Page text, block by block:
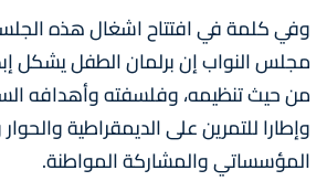
وفي كلمة في افتتاح اشغال هذه
مجلس النواب إن برلمان الطفل يشكل
من حيث تنظيمه، وفلسفته وأهدافه
وإطارا للتمرين على الديمقراطية
المؤسساتي والمشاركة المواطنة.